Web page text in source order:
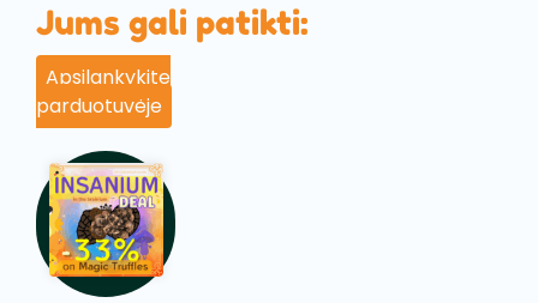
Jums gali patikti:
Apsilankykite
parduotuvėje